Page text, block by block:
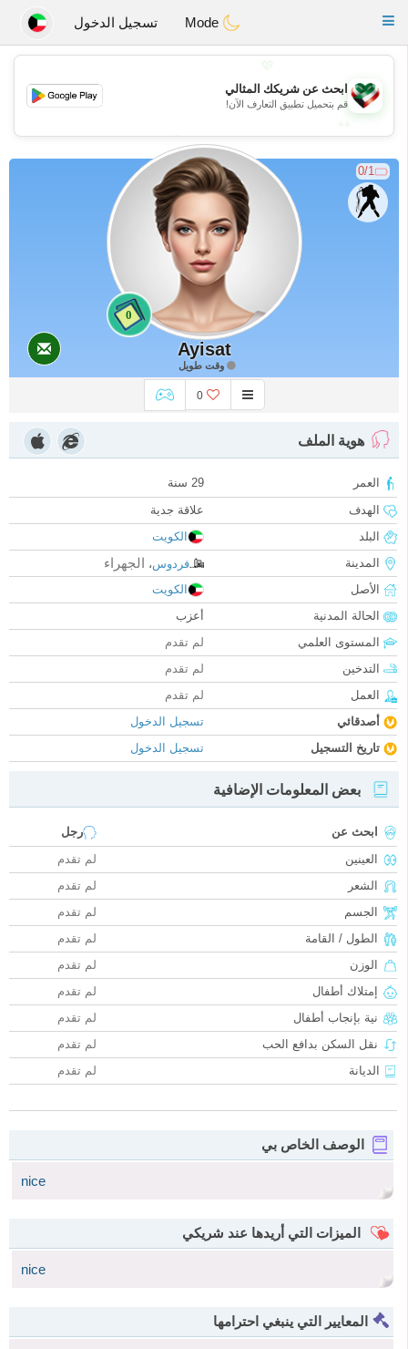
KuwaitChat
Toggle
تسجيل الدخول
💖
💕
ابحث عن شريكك المثالي
قم بتحميل تطبيق التعارف الآن!
0/1
0
Ayisat
وقت طويل
0
هوية الملف
العمر
29 سنة
الهدف
علاقة جدية
البلد
الكويت
المدينة
فردوس، الجهراء
الأصل
الكويت
الحالة المدنية
أعزب
المستوى العلمي
لم تقدم
التدخين
لم تقدم
العمل
لم تقدم
أصدقائي
تسجيل الدخول
تاريخ التسجيل
تسجيل الدخول
بعض المعلومات الإضافية
ابحث عن
رجل
العينين
لم تقدم
الشعر
لم تقدم
الجسم
لم تقدم
الطول / القامة
لم تقدم
الوزن
لم تقدم
إمتلاك أطفال
لم تقدم
نية بإنجاب أطفال
لم تقدم
نقل السكن بدافع الحب
لم تقدم
الديانة
لم تقدم
الوصف الخاص بي
nice
الميزات التي أريدها عند شريكي
nice
المعايير التي ينبغي احترامها